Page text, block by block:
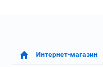
Интернет-магазин